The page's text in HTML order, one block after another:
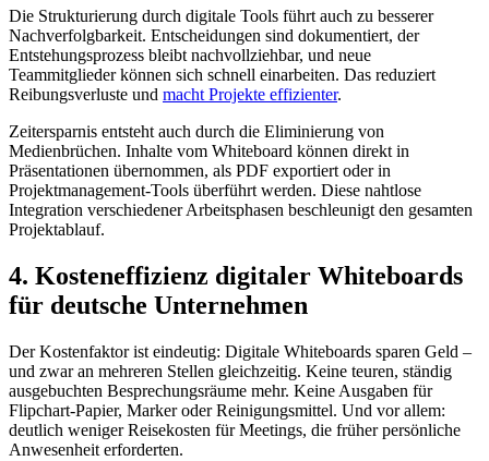
Die Strukturierung durch digitale Tools führt auch zu besserer
Nachverfolgbarkeit. Entscheidungen sind dokumentiert, der
Entstehungsprozess bleibt nachvollziehbar, und neue
Teammitglieder können sich schnell einarbeiten. Das reduziert
Reibungsverluste und macht Projekte effizienter.
Zeitersparnis entsteht auch durch die Eliminierung von
Medienbrüchen. Inhalte vom Whiteboard können direkt in
Präsentationen übernommen, als PDF exportiert oder in
Projektmanagement-Tools überführt werden. Diese nahtlose
Integration verschiedener Arbeitsphasen beschleunigt den gesamten
Projektablauf.
4. Kosteneffizienz digitaler Whiteboards
für deutsche Unternehmen
Der Kostenfaktor ist eindeutig: Digitale Whiteboards sparen Geld –
und zwar an mehreren Stellen gleichzeitig. Keine teuren, ständig
ausgebuchten Besprechungsräume mehr. Keine Ausgaben für
Flipchart-Papier, Marker oder Reinigungsmittel. Und vor allem:
deutlich weniger Reisekosten für Meetings, die früher persönliche
Anwesenheit erforderten.